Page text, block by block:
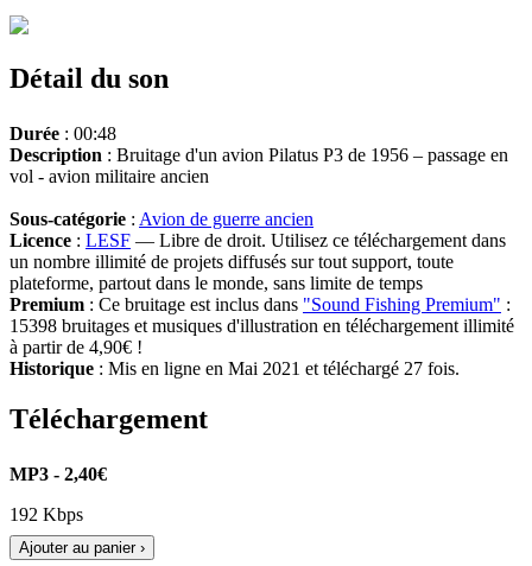
Détail du son
Durée : 00:48
Description : Bruitage d'un avion Pilatus P3 de 1956 – passage en
vol - avion militaire ancien
Sous-catégorie : Avion de guerre ancien
Licence : LESF — Libre de droit. Utilisez ce téléchargement dans
un nombre illimité de projets diffusés sur tout support, toute
plateforme, partout dans le monde, sans limite de temps
Premium : Ce bruitage est inclus dans "Sound Fishing Premium" :
15398 bruitages et musiques d'illustration en téléchargement illimité
à partir de 4,90€ !
Historique : Mis en ligne en Mai 2021 et téléchargé 27 fois.
Téléchargement
MP3 - 2,40€
192 Kbps
Ajouter au panier ›